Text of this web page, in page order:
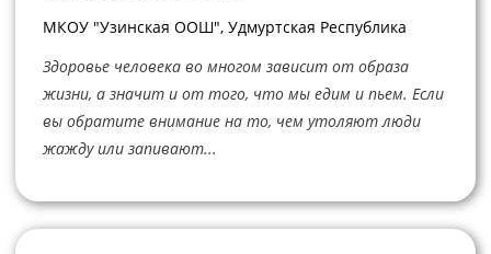
МКОУ "Узинская ООШ", Удмуртская Республика
Здоровье человека во многом зависит от образа
жизни, а значит и от того, что мы едим и пьем. Если
вы обратите внимание на то, чем утоляют люди
жажду или запивают...